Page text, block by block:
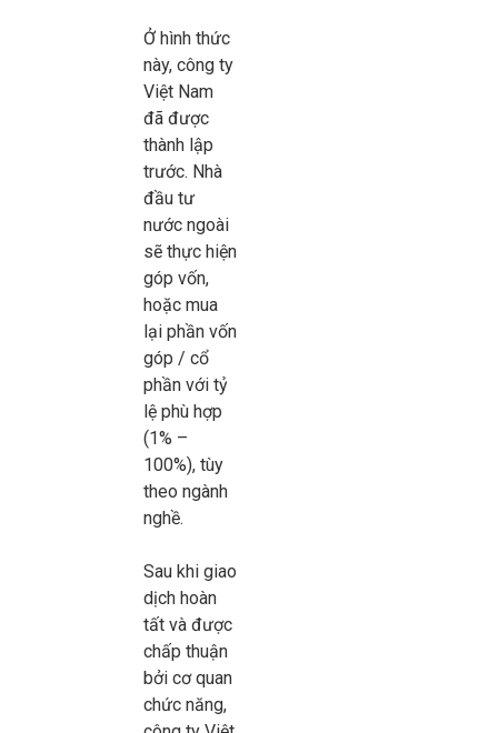
Ở hình thức
này, công ty
Việt Nam
đã được
thành lập
trước. Nhà
đầu tư
nước ngoài
sẽ thực hiện
góp vốn,
hoặc mua
lại phần vốn
góp / cổ
phần với tỷ
lệ phù hợp
(1% –
100%), tùy
theo ngành
nghề.
Sau khi giao
dịch hoàn
tất và được
chấp thuận
bởi cơ quan
chức năng,